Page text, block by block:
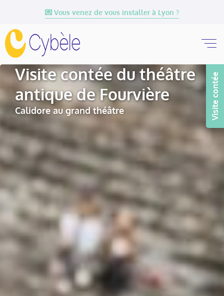
💌 Vous venez de vous installer à Lyon ?
Visite contée du théâtre
antique de Fourvière
Calidore au grand théâtre Visite contée